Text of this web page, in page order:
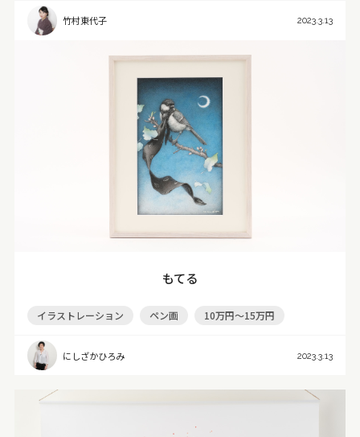
竹村東代子 2023.3.13
もてる
イラストレーション ペン画 10万円～15万円
にしざかひろみ 2023.3.13